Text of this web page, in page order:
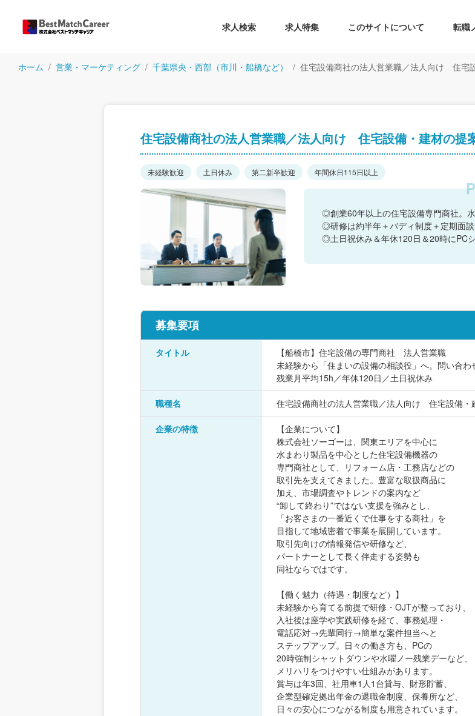
求人検索 求人特集 このサイトについて 転職
ホーム 営業・マーケティング 千葉県央・西部（市川・船橋など） 住宅設備商社の法人営業職／法人向け 住宅
住宅設備商社の法人営業職／法人向け 住宅設備・建材の提
未経験歓迎 土日休み 第二新卒歓迎 年間休日115日以上
◎創業60年以上の住宅設備専門商社。
◎研修は約半年＋バディ制度＋定期面
◎土日祝休み＆年休120日＆20時にPC
募集要項
タイトル
【船橋市】住宅設備の専門商社 法人営業職
未経験から「住まいの設備の相談役」へ。問い合
残業月平均15h／年休120日／土日祝休み
職種名 住宅設備商社の法人営業職／法人向け 住宅設備・
企業の特徴
【企業について】
株式会社ソーゴーは、関東エリアを中心に
水まわり製品を中心とした住宅設備機器の
専門商社として、リフォーム店・工務店などの
取引先を支えてきました。豊富な取扱商品に
加え、市場調査やトレンドの案内など
“卸して終わり”ではない支援を強みとし、
「お客さまの一番近くで仕事をする商社」を
目指して地域密着で事業を展開しています。
取引先向けの情報発信や研修など、
パートナーとして長く伴走する姿勢も
同社ならではです。
【働く魅力（待遇・制度など）】
未経験から育てる前提で研修・OJTが整っており、
入社後は座学や実践研修を経て、事務処理・
電話応対→先輩同行→簡単な案件担当へと
ステップアップ。日々の働き方も、PCの
20時強制シャットダウンや水曜ノー残業デーなど、
メリハリをつけやすい仕組みがあります。
賞与は年3回、社用車1人1台貸与、財形貯蓄、
企業型確定拠出年金の退職金制度、保養所など、
日々の安心につながる制度も用意されています。